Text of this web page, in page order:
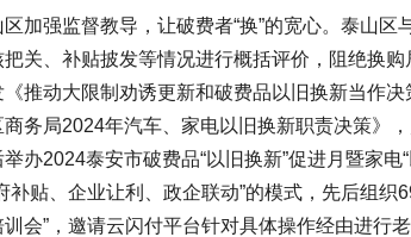
强监督教导，让破费者“换”的宽心。泰山区
关、补贴披发等情况进行概括评价，阻绝换
推动大限制劝诱更新和破费品以旧换新当作
务局2024年汽车、家电以旧换新职责决策》
办2024泰安市破费品“以旧换新”促进月暨家
补贴、企业让利、政企联动”的模式，先后组
会”，邀请云闪付平台针对具体操作经由进行老